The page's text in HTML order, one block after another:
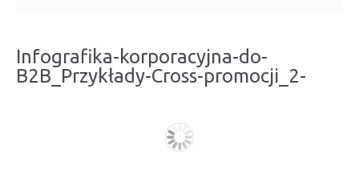
Infografika-korporacyjna-do-
B2B_Przykłady-Cross-promocji_2-